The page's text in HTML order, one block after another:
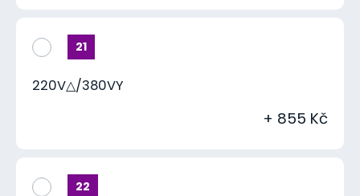
21
220V△/380VY
+ 855 Kč
22